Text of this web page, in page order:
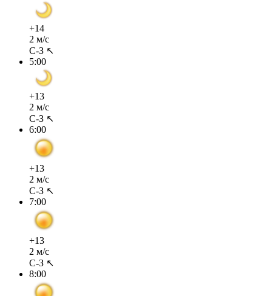
+14
2 м/с
С-З ↖
5:00
+13
2 м/с
С-З ↖
6:00
+13
2 м/с
С-З ↖
7:00
+13
2 м/с
С-З ↖
8:00